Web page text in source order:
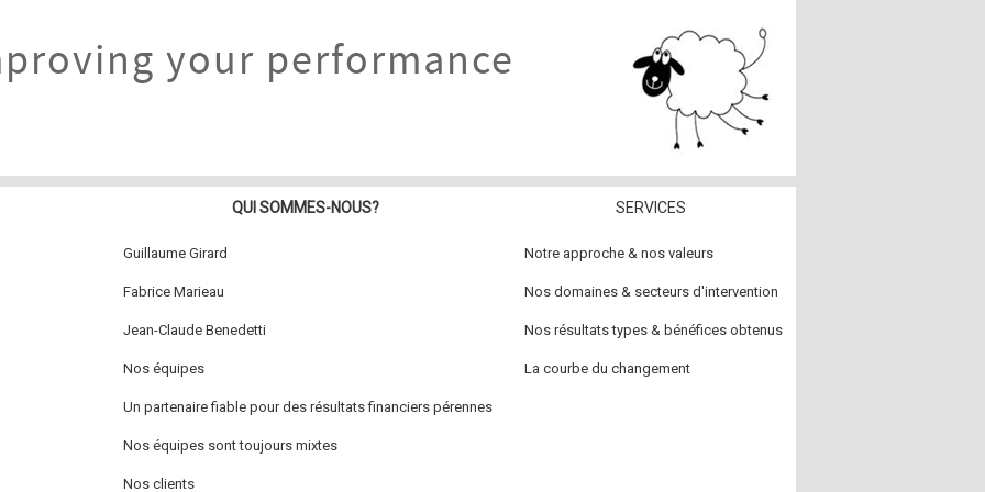
your performance
QUI SOMMES-NOUS?
Guillaume Girard
Fabrice Marieau
Jean-Claude Benedetti
Nos équipes
Un partenaire fiable pour des résultats financiers pérennes
Nos équipes sont toujours mixtes
Nos clients
SERVICES
Notre approche & nos valeurs
Nos domaines & secteurs d'intervention
Nos résultats types & bénéfices obtenus
La courbe du changement